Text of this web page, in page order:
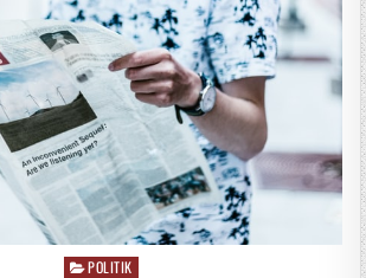
Posted
POLITIK